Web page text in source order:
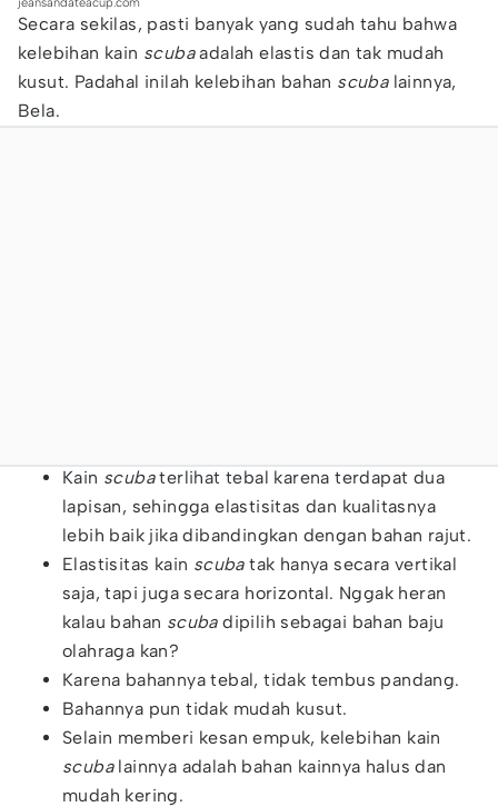
Secara sekilas, pasti banyak yang sudah tahu bahwa
kelebihan kain scubaadalah elastis dan tak mudah
kusut. Padahal inilah kelebihan bahan scubalainnya,
Bela.
Kain scubaterlihat tebal karena terdapat dua
lapisan, sehingga elastisitas dan kualitasnya
lebih baik jika dibandingkan dengan bahan rajut.
Elastisitas kain scubatak hanya secara vertikal
saja, tapi juga secara horizontal. Nggak heran
kalau bahan scubadipilih sebagai bahan baju
olahraga kan?
Karena bahannya tebal, tidak tembus pandang.
Bahannya pun tidak mudah kusut.
Selain memberi kesan empuk, kelebihan kain
scuba lainnya adalah bahan kainnya halus dan
mudah kering.